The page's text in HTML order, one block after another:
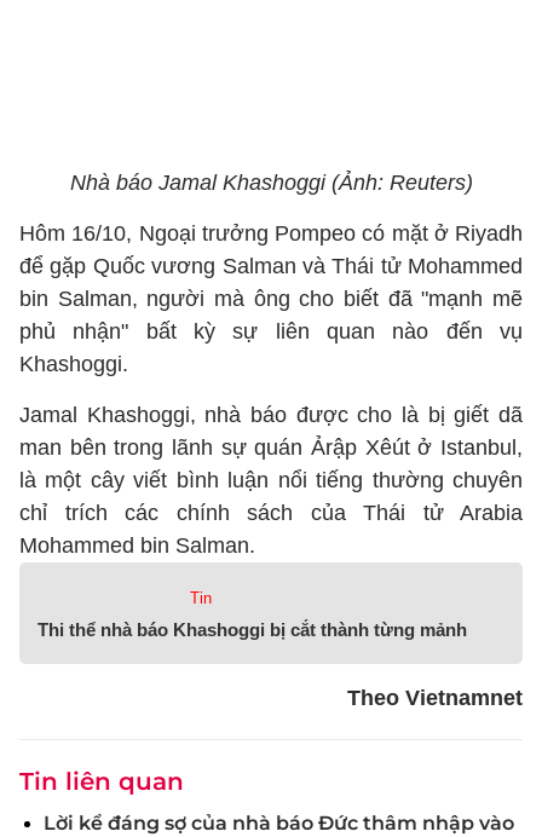
Nhà báo Jamal Khashoggi (Ảnh: Reuters)
Hôm 16/10, Ngoại trưởng Pompeo có mặt ở Riyadh
để gặp Quốc vương Salman và Thái tử Mohammed
bin Salman, người mà ông cho biết đã "mạnh mẽ
phủ nhận" bất kỳ sự liên quan nào đến vụ
Khashoggi.
Jamal Khashoggi, nhà báo được cho là bị giết dã
man bên trong lãnh sự quán Ảrập Xêút ở Istanbul,
là một cây viết bình luận nổi tiếng thường chuyên
chỉ trích các chính sách của Thái tử Arabia
Mohammed bin Salman.
Tin
Thi thể nhà báo Khashoggi bị cắt thành từng mảnh
Theo Vietnamnet
Tin liên quan
Lời kể đáng sợ của nhà báo Đức thâm nhập vào